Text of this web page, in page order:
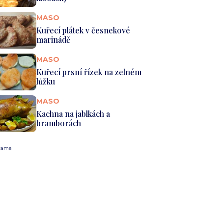
MASO
Kuřecí plátek v česnekové
marinádě
MASO
Kuřecí prsní řízek na zelném
lůžku
MASO
Kachna na jablkách a
bramborách